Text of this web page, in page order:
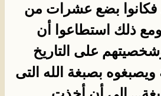
فكانوا بضع عشرات من
ومع ذلك استطاعوا أن
على التاريخ
ويصبغوه بصبغة الله التى